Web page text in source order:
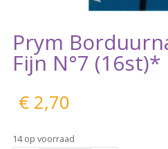
Prym
Fijn N°7 (16st)*
€2,70
14 op voorraad